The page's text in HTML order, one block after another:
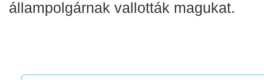
állampolgárnak vallották magukat.